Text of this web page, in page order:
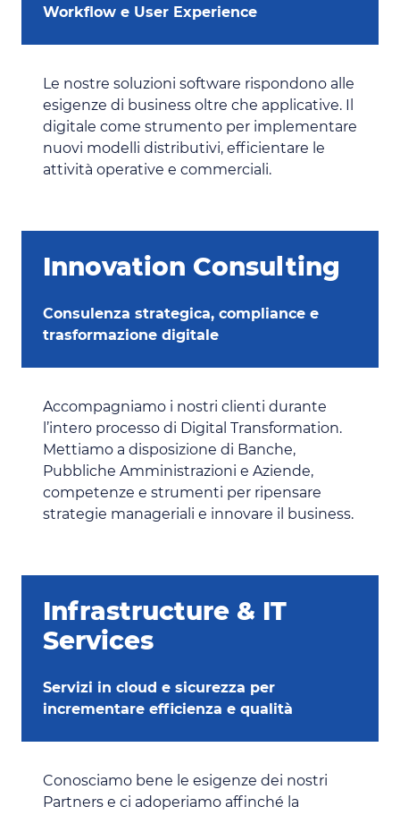
Workflow e User Experience
Le nostre soluzioni software rispondono alle
esigenze di business oltre che applicative. Il
digitale come strumento per implementare
nuovi modelli distributivi, efficientare le
attività operative e commerciali.
Innovation Consulting
Consulenza strategica, compliance e
trasformazione digitale
Accompagniamo i nostri clienti durante
l’intero processo di Digital Transformation.
Mettiamo a disposizione di Banche,
Pubbliche Amministrazioni e Aziende,
competenze e strumenti per ripensare
strategie manageriali e innovare il business.
Infrastructure & IT
Services
Servizi in cloud e sicurezza per
incrementare efficienza e qualità
Conosciamo bene le esigenze dei nostri
Partners e ci adoperiamo affinché la